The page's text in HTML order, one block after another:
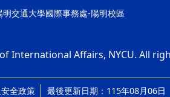
交通大學國際事務處-陽明校區
International Affairs, NYCU. All
全政策 最後更新日期：115年08月06日